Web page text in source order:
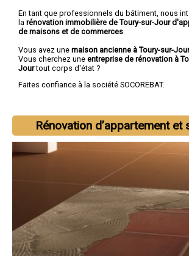
En tant que professionnels du bâtiment, nous
la rénovation immobilière de Toury-sur-Jour
de maisons et de commerces
Vous avez une maison ancienne à Toury-sur-
Vous cherchez une entreprise de rénovation à
Jourtout corps d'état ?
Faites confiance à la société SOCOREBAT.
Rénovation d’appartement et